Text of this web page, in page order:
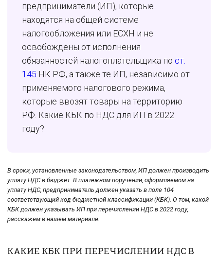
предприниматели (ИП), которые
находятся на общей системе
налогообложения или ЕСХН и не
освобождены от исполнения
обязанностей налогоплательщика по ст.
145 НК РФ, а также те ИП, независимо от
применяемого налогового режима,
которые ввозят товары на территорию
РФ. Какие КБК по НДС для ИП в 2022
году?
В сроки, установленные законодательством, ИП должен производить
уплату НДС в бюджет. В платежном поручении, оформляемом на
уплату НДС, предприниматель должен указать в поле 104
соответствующий код бюджетной классификации (КБК). О том, какой
КБК должен указывать ИП при перечислении НДС в 2022 году,
расскажем в нашем материале.
КАКИЕ КБК ПРИ ПЕРЕЧИСЛЕНИИ НДС В